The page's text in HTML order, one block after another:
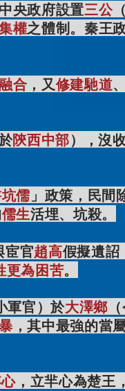
央政府設置三公
權之體制。秦王
合 ，又修建馳道
陝西中部）
，沒
儒 」政策，民間
儒生活埋、坑殺。
宦官趙高假擬遺詔
更為困苦。
軍官）於大澤鄉（
，其中最強的當
，立羋心為楚王